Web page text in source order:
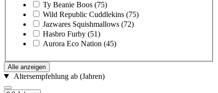
Ty Beanie Boos (75)
Wild Republic Cuddlekins (75)
Jazwares Squishmallows (72)
Hasbro Furby (51)
Aurora Eco Nation (45)
Alle anzeigen
Altersempfehlung ab (Jahren)